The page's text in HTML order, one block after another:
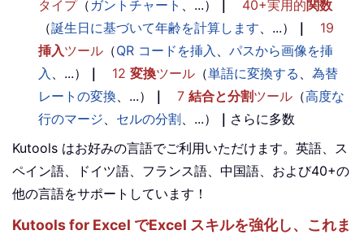
タイプ（ ガントチャート 、...） ｜ 40+実用的関数
（誕生日に基づいて年齢を計算します 、...） ｜
19
挿入ツール （QR コードを挿入
パスから画像を挿
入
、...） ｜ 12 変換ツール （単語に変換する
為替
レートの変換 、...） ｜ 7 結合と分割ツール （高度な
行のマージ
セルの分割 、...） ｜ さらに多数
Kutools はお好みの言語でご利用いただけます。英語、ス
ペイン語、ドイツ語、フランス語、中国語、および40+の
他の言語をサポートしています！
Kutools for Excel でExcel スキルを強化し、これま